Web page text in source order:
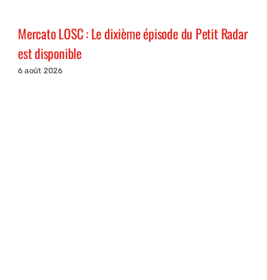
Mercato LOSC : Le dixième épisode du Petit Radar
est disponible
6 août 2026